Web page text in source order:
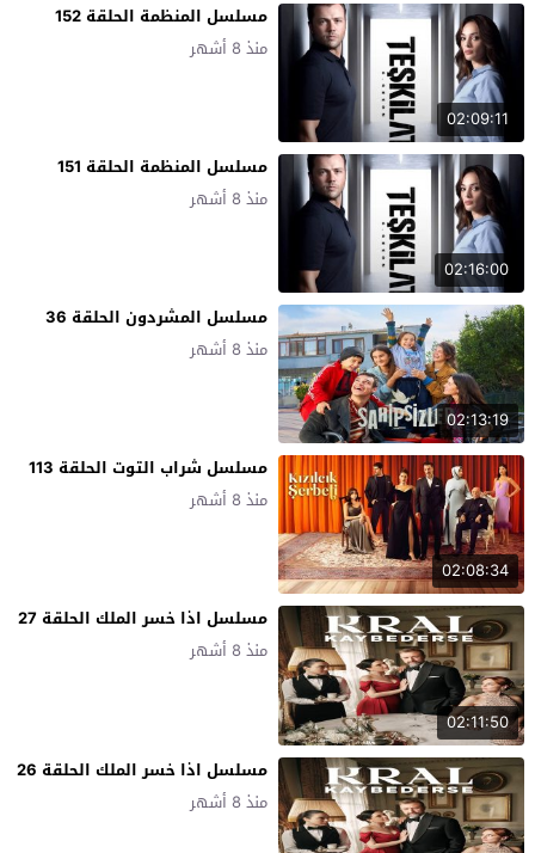
02:09:11
مسلسل المنظمة الحلقة 152
منذ 8 أشهر
02:16:00
مسلسل المنظمة الحلقة 151
منذ 8 أشهر
02:13:19
مسلسل المشردون الحلقة 36
منذ 8 أشهر
02:08:34
مسلسل شراب التوت الحلقة 113
منذ 8 أشهر
02:11:50
مسلسل اذا خسر الملك الحلقة 27
منذ 8 أشهر
مسلسل اذا خسر الملك الحلقة 26
منذ 8 أشهر